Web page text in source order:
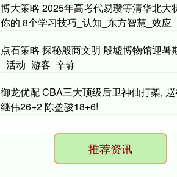
博大策略 2025年高考代易瓒等清华北大
你的 8个学习技巧_认知_东方智慧_效应
点石策略 探秘殷商文明 殷墟博物馆迎暑
_活动_游客_辛静
御龙优配 CBA三大顶级后卫神仙打架,
继伟26+2 陈盈骏18+6!
推荐资讯